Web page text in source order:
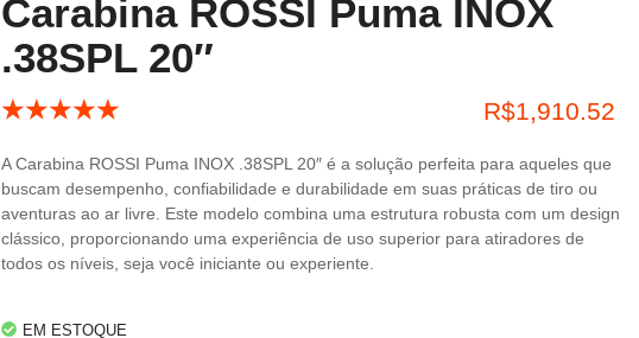
Carabina ROSSI Puma INOX
.38SPL 20″
☆☆☆☆☆ R$1,910.52
A Carabina ROSSI Puma INOX .38SPL 20″ é a solução perfeita para aqueles que
buscam desempenho, confiabilidade e durabilidade em suas práticas de tiro ou
aventuras ao ar livre. Este modelo combina uma estrutura robusta com um design
clássico, proporcionando uma experiência de uso superior para atiradores de
todos os níveis, seja você iniciante ou experiente.
EM ESTOQUE